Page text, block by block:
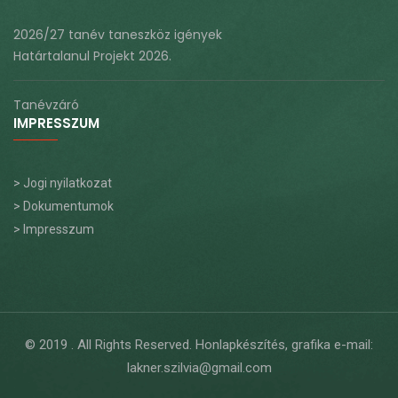
2026/27 tanév taneszköz igények
Határtalanul Projekt 2026.
Tanévzáró
IMPRESSZUM
> Jogi nyilatkozat
> Dokumentumok
> Impresszum
© 2019 . All Rights Reserved. Honlapkészítés, grafika e-mail:
lakner.szilvia@gmail.com